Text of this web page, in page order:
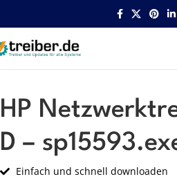
Startseite HP Netzwerk
HP
D –
Einfach und schnell downloaden